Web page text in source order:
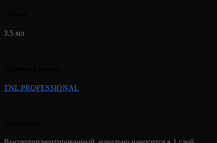
3.5 мл
TNL PROFESSIONAL